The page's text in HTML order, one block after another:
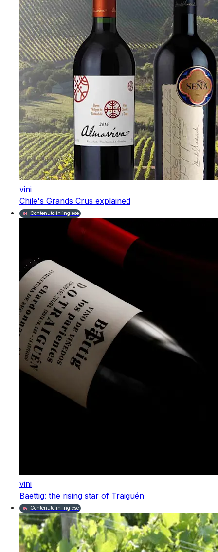
vini
Chile's Grands Crus explained
Contenuto in inglese
vini
Baettig: the rising star of Traiguén
Contenuto in inglese